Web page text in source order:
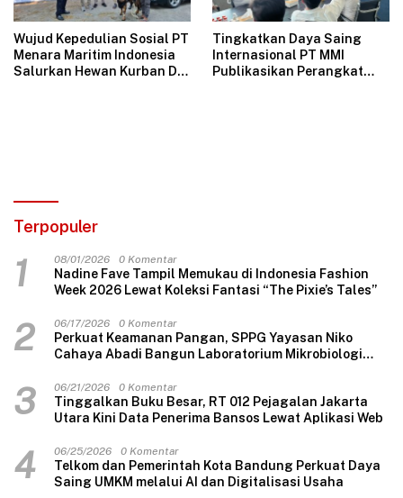
Wujud Kepedulian Sosial PT
Menara Maritim Indonesia
Salurkan Hewan Kurban Di
Tingkatkan Daya Saing
Internasional PT MMI
Publikasikan Perangkat
Terpopuler
1 08/01/2026 0 Komentar
Nadine Fave Tampil Memukau di Indonesia Fashion
Week 2026 Lewat Koleksi Fantasi “The Pixie’s Tales”
2 06/17/2026 0 Komentar
Perkuat Keamanan Pangan, SPPG Yayasan Niko
Cahaya Abadi Bangun Laboratorium Mikrobiologi
3 06/21/2026 0 Komentar
Tinggalkan Buku Besar, RT 012 Pejagalan Jakarta
Utara Kini Data Penerima Bansos Lewat Aplikasi Web
4 06/25/2026 0 Komentar
Telkom dan Pemerintah Kota Bandung Perkuat Daya
Saing UMKM melalui AI dan Digitalisasi Usaha